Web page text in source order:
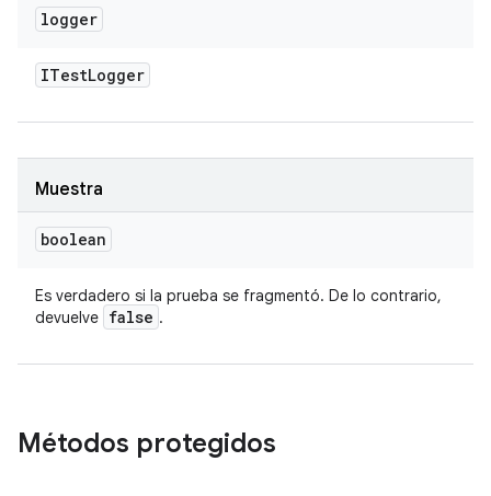
logger
ITestLogger
Muestra
boolean
Es verdadero si la prueba se fragmentó. De lo contrario,
devuelve false .
Métodos protegidos